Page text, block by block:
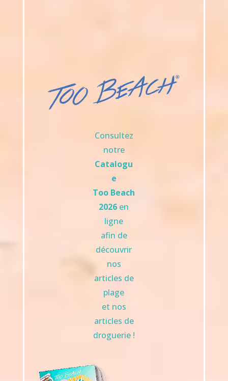
Consultez
notre
Catalogu
e
Too Beach
2026 en
ligne
afin de
découvrir
nos
articles de
plage
et nos
articles de
droguerie !